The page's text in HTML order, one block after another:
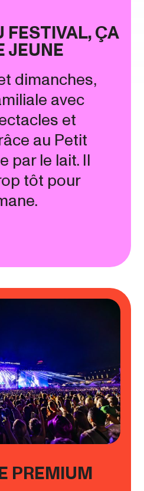
FESTIVAL, ÇA
JEUNE
dimanches,
avec
et
au Petit
par le lait. Il
tôt pour
PREMIUM